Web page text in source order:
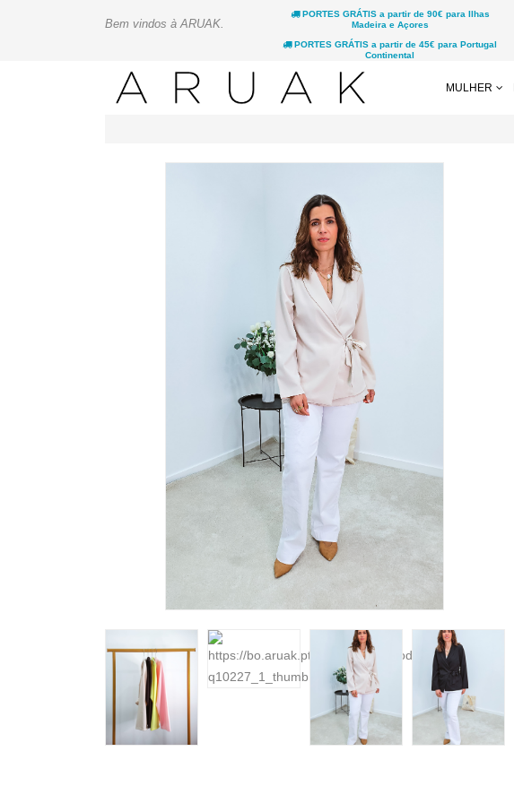
Bem vindos à ARUAK.
PORTES GRÁTIS a partir de 90€ para Ilhas
Madeira e Açores
PORTES GRÁTIS a partir de 45€ para Portugal
Continental
MULHER